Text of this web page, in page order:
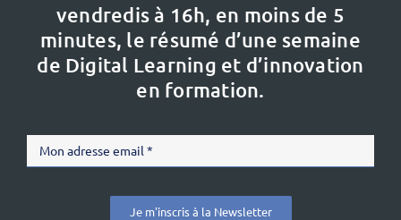
vendredis à 16h, en moins de 5
minutes, le résumé d’une semaine
de Digital Learning et d’innovation
en formation.
Je m'inscris à la Newsletter